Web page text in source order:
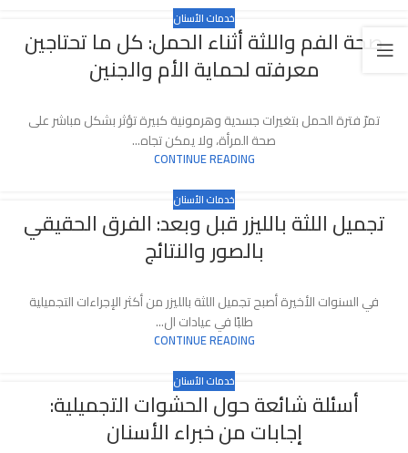
خدمات الأسنان
صحة الفم واللثة أثناء الحمل: كل ما تحتاجين
معرفته لحماية الأم والجنين
تمرّ فترة الحمل بتغيرات جسدية وهرمونية كبيرة تؤثر بشكل مباشر على
صحة المرأة، ولا يمكن تجاه...
CONTINUE READING
خدمات الأسنان
تجميل اللثة بالليزر قبل وبعد: الفرق الحقيقي
بالصور والنتائج
في السنوات الأخيرة أصبح تجميل اللثة بالليزر من أكثر الإجراءات التجميلية
طلبًا في عيادات ال...
CONTINUE READING
خدمات الأسنان
أسئلة شائعة حول الحشوات التجميلية:
إجابات من خبراء الأسنان